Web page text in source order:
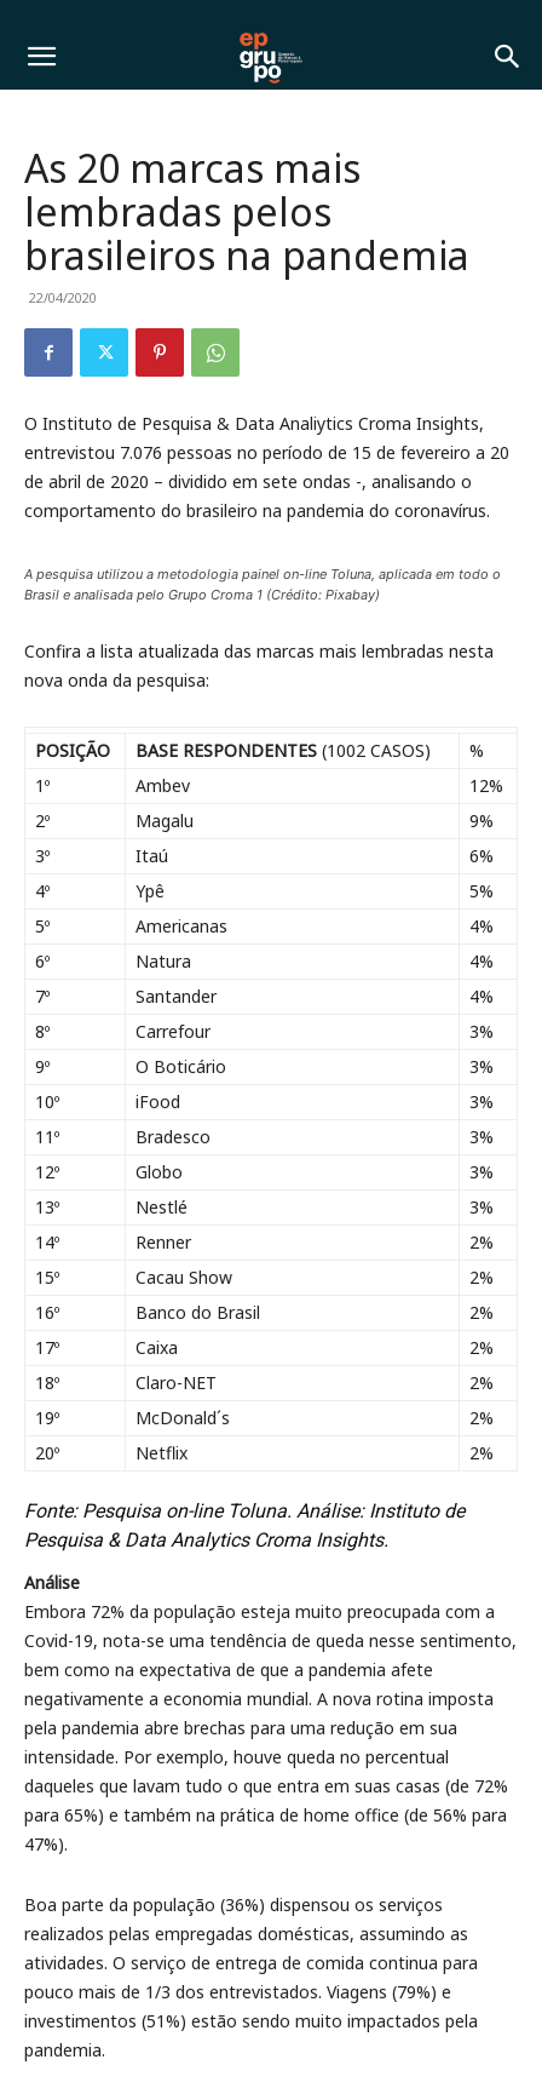
As 20 marcas mais
lembradas pelos
brasileiros na pandemia
22/04/2020
O Instituto de Pesquisa & Data Analiytics Croma Insights,
entrevistou 7.076 pessoas no período de 15 de fevereiro a 20
de abril de 2020 – dividido em sete ondas -, analisando o
comportamento do brasileiro na pandemia do coronavírus.
A pesquisa utilizou a metodologia painel on-line Toluna, aplicada em todo o
Brasil e analisada pelo Grupo Croma 1 (Crédito: Pixabay)
Confira a lista atualizada das marcas mais lembradas nesta
nova onda da pesquisa:
POSIÇÃO BASE RESPONDENTES (1002 CASOS)
%
1º
Ambev
12%
2º
Magalu
9%
3º
Itaú
6%
4º
Ypê
5%
5º
Americanas
4%
6º
Natura
4%
7º
Santander
4%
8º
Carrefour
3%
9º
O Boticário
3%
10º
iFood
3%
11º
Bradesco
3%
12º
Globo
3%
13º
Nestlé
3%
14º
Renner
2%
15º
Cacau Show
2%
16º
Banco do Brasil
2%
17º
Caixa
2%
18º
Claro-NET
2%
19º
McDonald´s
2%
20º
Netflix 2%
Fonte: Pesquisa on-line Toluna. Análise: Instituto de
Pesquisa & Data Analytics Croma Insights.
Análise
Embora 72% da população esteja muito preocupada com a
Covid-19, nota-se uma tendência de queda nesse sentimento,
bem como na expectativa de que a pandemia afete
negativamente a economia mundial. A nova rotina imposta
pela pandemia abre brechas para uma redução em sua
intensidade. Por exemplo, houve queda no percentual
daqueles que lavam tudo o que entra em suas casas (de 72%
para 65%) e também na prática de home office (de 56% para
47%).
Boa parte da população (36%) dispensou os serviços
realizados pelas empregadas domésticas, assumindo as
atividades. O serviço de entrega de comida continua para
pouco mais de 1/3 dos entrevistados. Viagens (79%) e
investimentos (51%) estão sendo muito impactados pela
pandemia.